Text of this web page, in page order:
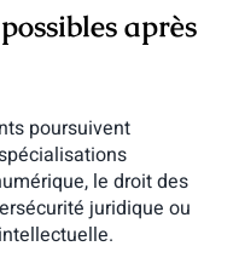
après
poursuivent
le droit des
juridique ou